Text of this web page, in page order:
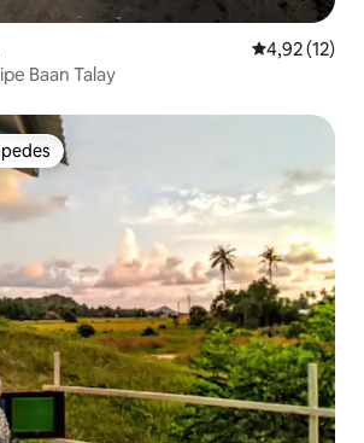
4,92 de uma
4,92 (12)
Baan Talay